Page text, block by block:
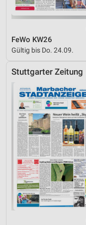
FeWo KW26
Gültig bis Do. 24.09.
Stuttgarter Zeitung